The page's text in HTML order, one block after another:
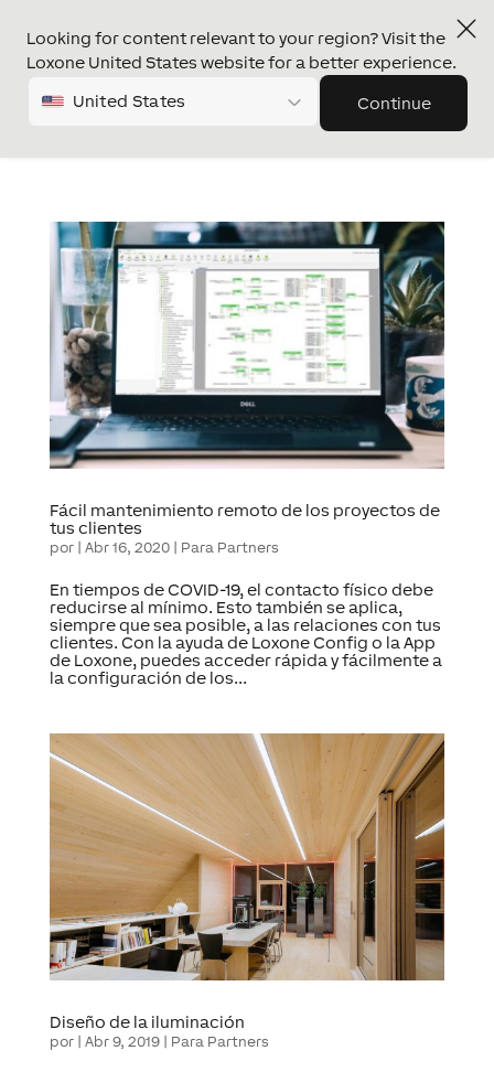
Looking for content relevant to your region? Visit the
Loxone United States website for a better experience.
United States Continue
Fácil mantenimiento remoto de los proyectos de
tus clientes
por Abr 16, 2020| Para Partners
En tiempos de COVID-19, el contacto físico debe
reducirse al mínimo. Esto también se aplica,
siempre que sea posible, a las relaciones con tus
clientes. Con la ayuda de Loxone Config o la App
de Loxone, puedes acceder rápida y fácilmente a
la configuración de los...
Diseño de la iluminación
por Abr 9, 2019| Para Partners